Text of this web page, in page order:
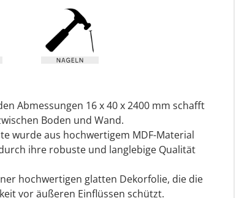
Abmessungen 16 x 40 x 2400 mm schafft
Boden und Wand.
wurde aus hochwertigem MDF-Material
ihre robuste und langlebige Qualität
hochwertigen glatten Dekorfolie, die die
vor äußeren Einflüssen schützt.